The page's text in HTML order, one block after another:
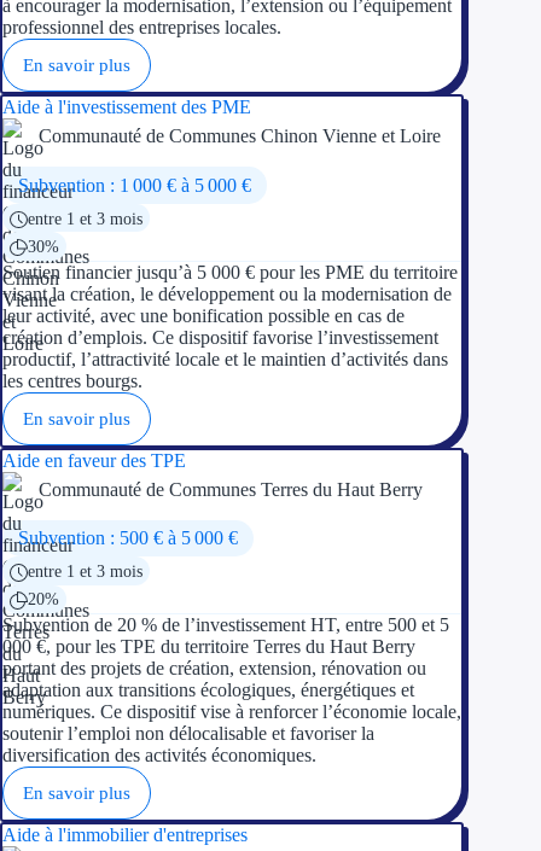
à encourager la modernisation, l’extension ou l’équipement
professionnel des entreprises locales.
En savoir plus
Aide à l'investissement des PME
Communauté de Communes Chinon Vienne et Loire
Subvention : 1 000 € à 5 000 €
entre 1 et 3 mois
30%
Soutien financier jusqu’à 5 000 € pour les PME du territoire
visant la création, le développement ou la modernisation de
leur activité, avec une bonification possible en cas de
création d’emplois. Ce dispositif favorise l’investissement
productif, l’attractivité locale et le maintien d’activités dans
les centres bourgs.
En savoir plus
Aide en faveur des TPE
Communauté de Communes Terres du Haut Berry
Subvention : 500 € à 5 000 €
entre 1 et 3 mois
20%
Subvention de 20 % de l’investissement HT, entre 500 et 5
000 €, pour les TPE du territoire Terres du Haut Berry
portant des projets de création, extension, rénovation ou
adaptation aux transitions écologiques, énergétiques et
numériques. Ce dispositif vise à renforcer l’économie locale,
soutenir l’emploi non délocalisable et favoriser la
diversification des activités économiques.
En savoir plus
Aide à l'immobilier d'entreprises